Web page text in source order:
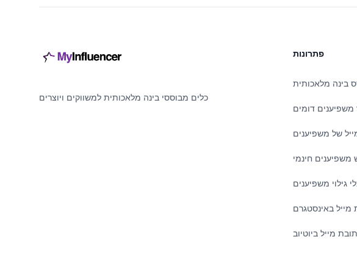
כלים מבוססי בינה מלאכותית למשווקים ויוצרים
פתרונות
בינה מלאכותית
משפיענים דומים
של משפיענים
משפיענים חינמי
גילוי משפיענים
מייל באינסטגרם
מייל ביוטיוב